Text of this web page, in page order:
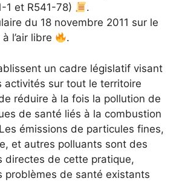
1 et R541-78)
.
du 18 novembre 2011 sur le
l’air libre
.
un cadre législatif visant
activités sur tout le territoire
réduire à la fois la pollution de
de santé liés à la combustion
émissions de particules fines,
et autres polluants sont des
directes de cette pratique,
problèmes de santé existants